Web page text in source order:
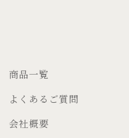
商品一覧
よくあるご質問
会社概要